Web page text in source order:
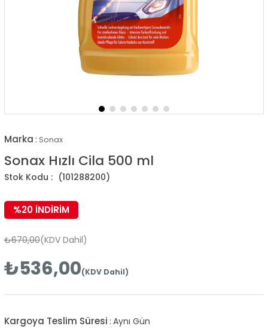
Marka : Sonax
Sonax Hızlı Cila 500 ml
(101288200)
%20İNDIRIM
₺670,00(KDV Dahil)
₺536,00(KDV Dahil)
Kargoya Teslim Süresi : Aynı Gün